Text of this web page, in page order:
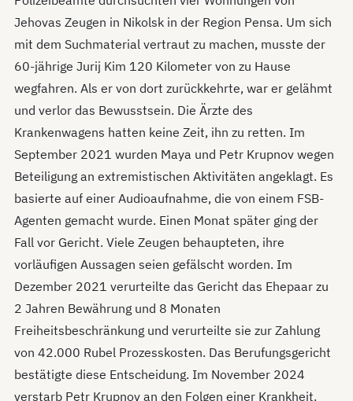
Jehovas Zeugen in Nikolsk in der Region Pensa. Um sich
mit dem Suchmaterial vertraut zu machen, musste der
60-jährige Jurij Kim 120 Kilometer von zu Hause
wegfahren. Als er von dort zurückkehrte, war er gelähmt
und verlor das Bewusstsein. Die Ärzte des
Krankenwagens hatten keine Zeit, ihn zu retten. Im
September 2021 wurden Maya und Petr Krupnov wegen
Beteiligung an extremistischen Aktivitäten angeklagt. Es
basierte auf einer Audioaufnahme, die von einem FSB-
Agenten gemacht wurde. Einen Monat später ging der
Fall vor Gericht. Viele Zeugen behaupteten, ihre
vorläufigen Aussagen seien gefälscht worden. Im
Dezember 2021 verurteilte das Gericht das Ehepaar zu
2 Jahren Bewährung und 8 Monaten
Freiheitsbeschränkung und verurteilte sie zur Zahlung
von 42.000 Rubel Prozesskosten. Das Berufungsgericht
bestätigte diese Entscheidung. Im November 2024
verstarb Petr Krupnov an den Folgen einer Krankheit.